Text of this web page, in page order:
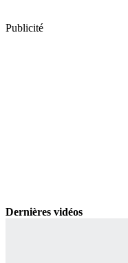
Publicité
Dernières vidéos